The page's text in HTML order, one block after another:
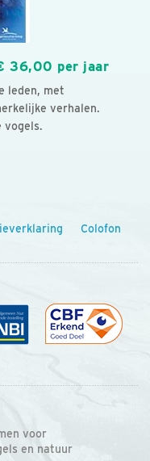
36,00 per jaar
leden, met
verhalen.
vogels.
Colofon
voor
en natuur